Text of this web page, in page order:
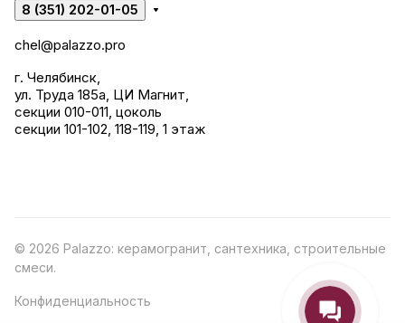
8 (351) 202-01-05
chel@palazzo.pro
г. Челябинск,
ул. Труда 185а, ЦИ Магнит,
секции 010-011, цоколь
секции 101-102, 118-119, 1 этаж
© 2026 Palazzo: керамогранит, сантехника, строительные
смеси.
Конфиденциальность